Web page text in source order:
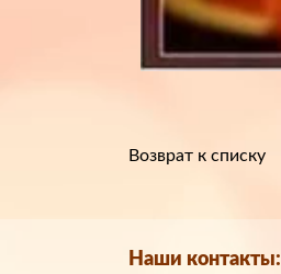
Возврат к списку
Наши контакты: